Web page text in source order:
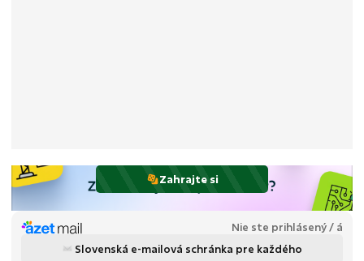
Zahrajte si
Nie ste prihlásený / á
Slovenská e-mailová schránka pre každého